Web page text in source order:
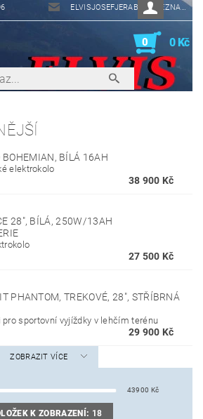
ELVISJOSEFJERABEK@SEZNAM.CZ
0 0 Kč
BOHEMIAN, BÍLÁ 16AH
elektrokolo
38 900 Kč
28", BÍLÁ, 250W/13AH
27 500 Kč
PHANTOM, TREKOVÉ, 28", STŘÍBRNÁ
sportovní vyjíždky v lehčím terénu
29 900 Kč
ZOBRAZIT VÍCE
43900 Kč
K ZOBRAZENÍ: 18